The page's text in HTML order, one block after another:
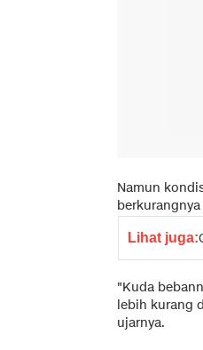
Namun
Lihat juga:
"Kuda
lebih kurang
ujarnya.